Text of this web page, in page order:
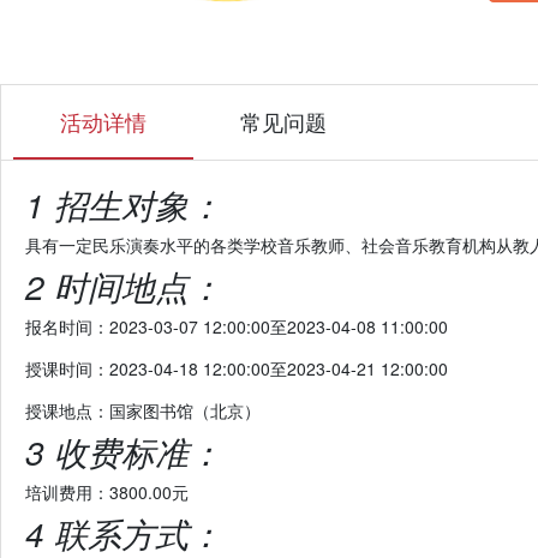
活动详情 常见问题
1 招生对象：
具有一定民乐演奏水平的各类学校音乐教师、社会音乐教育机构从
2 时间地点：
报名时间：2023-03-07 12:00:00至2023-04-08 11:00:00
授课时间：2023-04-18 12:00:00至2023-04-21 12:00:00
授课地点：国家图书馆（北京）
3 收费标准：
培训费用：3800.00元
4 联系方式：